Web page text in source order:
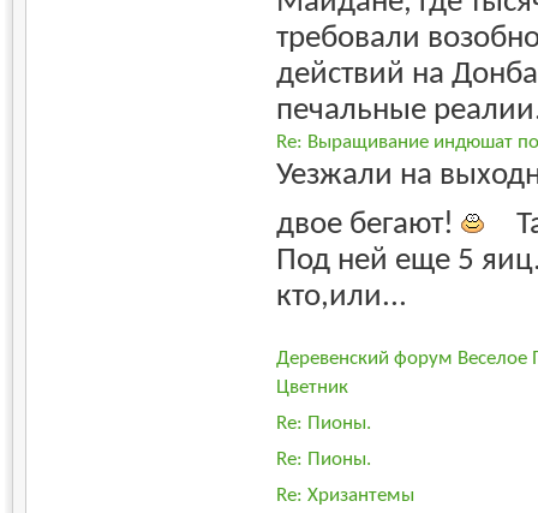
требовали
действий на
печальные
Re: Выращивание индюшат
Уезжали на
двое бегают!
Под ней еще 5
кто,или...
Деревенский форум
Цветник
Re: Пионы.
Re: Пионы.
Re: Хризантемы